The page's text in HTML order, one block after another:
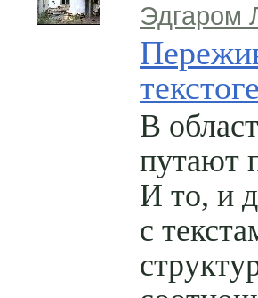
Эдгаром
В
путают
И то, и
с